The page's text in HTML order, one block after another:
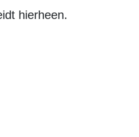
hierheen.